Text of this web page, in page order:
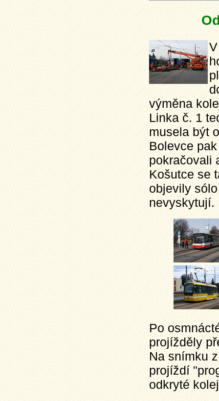
výměna
Linka č. 1
musela být
Bolevce
pokračovali
Košutce se
objevily
nevyskytují.
Po
projížděly
Na snímku
projíždí
odkryté